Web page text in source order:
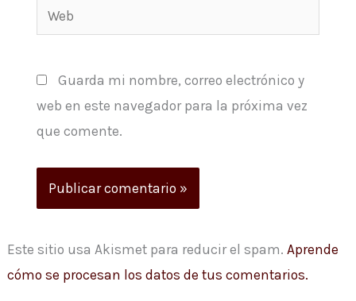
Web
Guarda mi nombre, correo electrónico y
web en este navegador para la próxima vez
que comente.
Este sitio usa Akismet para reducir el spam. Aprende
cómo se procesan los datos de tus comentarios.